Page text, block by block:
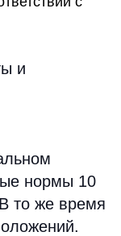
и
нормы 10
то же время